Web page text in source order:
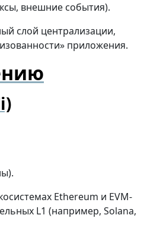
внешние события).
слой централизации,
приложения.
Ethereum и EVM-
L1 (например, Solana,